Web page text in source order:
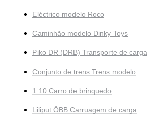
Eléctrico modelo Roco
Caminhão modelo Dinky Toys
Piko DR (DRB) Transporte de carga
Conjunto de trens Trens modelo
1:10 Carro de brinquedo
Liliput ÖBB Carruagem de carga